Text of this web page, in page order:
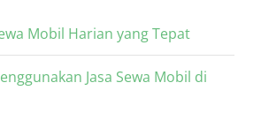
Mobil Harian yang Tepat
Jasa Sewa Mobil di